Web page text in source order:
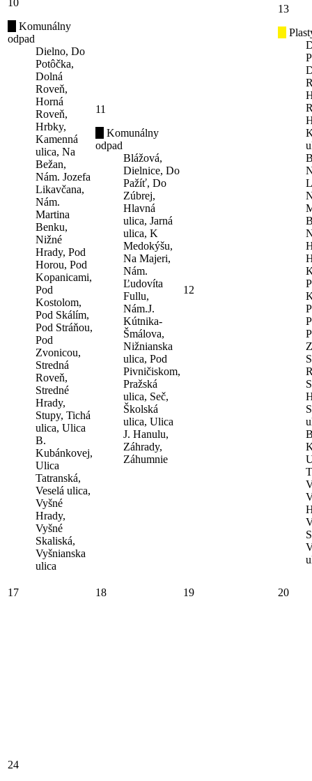
10
Komunálny
odpad
Dielno, Do
Potôčka,
Dolná
Roveň,
Horná
Roveň,
Hrbky,
Kamenná
ulica, Na
Bežan,
Nám. Jozefa
Likavčana,
Nám.
Martina
Benku,
Nižné
Hrady, Pod
Horou, Pod
Kopanicami,
Pod
Kostolom,
Pod Skálím,
Pod Stráňou,
Pod
Zvonicou,
Stredná
Roveň,
Stredné
Hrady,
Stupy, Tichá
ulica, Ulica
B.
Kubánkovej,
Ulica
Tatranská,
Veselá ulica,
Vyšné
Hrady,
Vyšné
Skaliská,
Vyšnianska
ulica
11
Komunálny
odpad
Blážová,
Dielnice, Do
Pažíť, Do
Zúbrej,
Hlavná
ulica, Jarná
ulica, K
Medokýšu,
Na Majeri,
Nám.
Ľudovíta
Fullu,
Nám.J.
Kútnika-
Šmálova,
Nižnianska
ulica, Pod
Pivničiskom,
Pražská
ulica, Seč,
Školská
ulica, Ulica
J. Hanulu,
Záhrady,
Záhumnie
12
13
17 18 19 20
24